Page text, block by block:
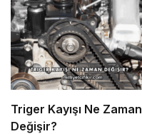
Triger Kayışı Ne Zaman
Değişir?